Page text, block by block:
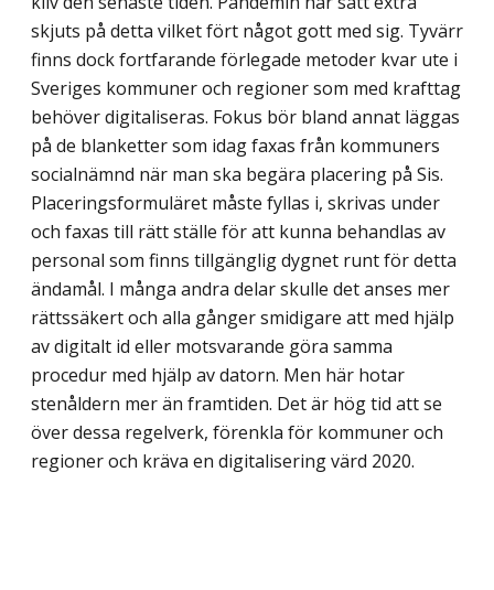
skjuts på detta vilket fört något gott med sig. Tyvärr
finns dock fortfarande förlegade metoder kvar ute i
Sveriges kommuner och regioner som med krafttag
behö­ver digitaliseras. Fokus bör bland annat läggas
på de blanketter som idag faxas från kommuners
socialnämnd när man ska begära placering på Sis.
Placeringsformuläret måste fyllas i, skrivas under
och faxas till rätt ställe för att kunna behandlas av
personal som finns tillgänglig dygnet runt för detta
ändamål. I många andra delar skulle det anses mer
rättssäkert och alla gånger smidigare att med hjälp
av digitalt id eller motsvarande göra samma
procedur med hjälp av datorn. Men här hotar
stenåldern mer än framtiden. Det är hög tid att se
över dessa regelverk, förenkla för kommuner och
regioner och kräva en digitalisering värd 2020.